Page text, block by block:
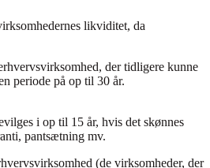
likviditet, da
der tidligere kunne
periode på op til 30 år.
i op til 15 år, hvis det skønnes
pantsætning mv.
(de virksomheder, der